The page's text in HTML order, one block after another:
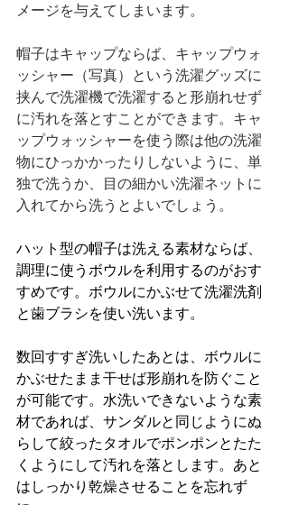
メージを与えてしまいます。
帽子はキャップならば、キャップウォ
ッシャー（写真）という洗濯グッズに
挟んで洗濯機で洗濯すると形崩れせず
に汚れを落とすことができます。キャ
ップウォッシャーを使う際は他の洗濯
物にひっかかったりしないように、単
独で洗うか、目の細かい洗濯ネットに
入れてから洗うとよいでしょう。
ハット型の帽子は洗える素材ならば、
調理に使うボウルを利用するのがおす
すめです。ボウルにかぶせて洗濯洗剤
と歯ブラシを使い洗います。
数回すすぎ洗いしたあとは、ボウルに
かぶせたまま干せば形崩れを防ぐこと
が可能です。水洗いできないような素
材であれば、サンダルと同じようにぬ
らして絞ったタオルでポンポンとたた
くようにして汚れを落とします。あと
はしっかり乾燥させることを忘れず